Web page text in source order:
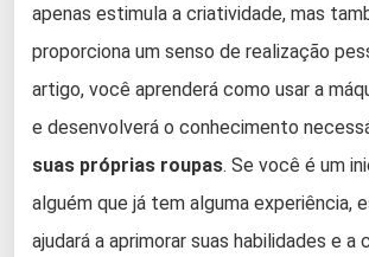
apenas estimula a criatividade, mas
proporciona um senso de realização
artigo, você aprenderá como usar a
e desenvolverá o conhecimento
suas próprias roupas. Se você é um
alguém que já tem alguma experiência,
ajudará a aprimorar suas habilidades e a